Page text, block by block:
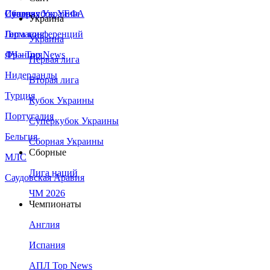
Сборная Украины
Италия
Германия
Франция
Нидерланды
Турция
Португалия
Бельгия
МЛС
Саудовская Аравия
Суперкубок УЕФА
Лига конференций
ЛЧ - Top News
Украина
Украина
Первая лига
Вторая лига
Кубок Украины
Суперкубок Украины
Сборная Украины
Сборные
Лига наций
ЧМ 2026
Чемпионаты
Англия
Испания
АПЛ Top News